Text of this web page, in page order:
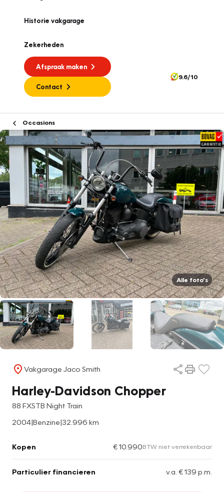
Historie vakgarage
Zekerheden
Afspraak maken
Contact
9.6/10
Occasions
Alle foto's
Vakgarage Jaco Smith
Harley-Davidson Chopper
88 FXSTB Night Train
2004|Benzine|32.996 km
Kopen € 10.990BTW niet verrekenbaar
Particulier financieren v.a. € 139 p.m.